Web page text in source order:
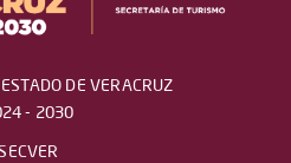
DE VERACRUZ
- 2030